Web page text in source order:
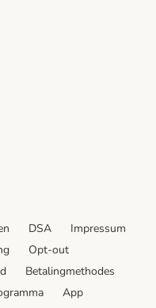
Method
DSA
Impressum
Opt-out
Betalingmethodes
App